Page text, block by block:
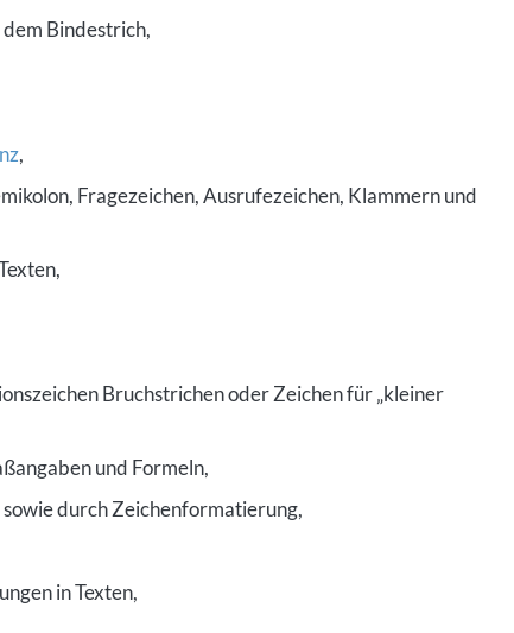
Bindestrich,
,
Fragezeichen, Ausrufezeichen, Klammern und
Bruchstrichen oder Zeichen für „kleiner
und Formeln,
durch Zeichenformatierung,
in Texten,